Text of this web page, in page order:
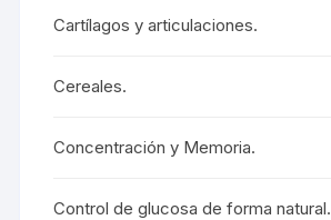
Cartílagos y articulaciones.
Cereales.
Concentración y Memoria.
Control de glucosa de forma natural.